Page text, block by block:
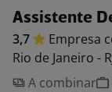
Assistente
3,7 Empresa
Rio de Janeiro -
A combinar